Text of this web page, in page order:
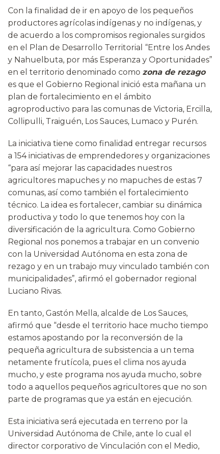
Con la finalidad de ir en apoyo de los pequeños
productores agrícolas indígenas y no indígenas, y
de acuerdo a los compromisos regionales surgidos
en el Plan de Desarrollo Territorial “Entre los Andes
y Nahuelbuta, por más Esperanza y Oportunidades”
en el territorio denominado como zona de rezago
es que el Gobierno Regional inició esta mañana un
plan de fortalecimiento en el ámbito
agroproductivo para las comunas de Victoria, Ercilla,
Collipulli, Traiguén, Los Sauces, Lumaco y Purén.
La iniciativa tiene como finalidad entregar recursos
a 154 iniciativas de emprendedores y organizaciones
“para así mejorar las capacidades nuestros
agricultores mapuches y no mapuches de estas 7
comunas, así como también el fortalecimiento
técnico. La idea es fortalecer, cambiar su dinámica
productiva y todo lo que tenemos hoy con la
diversificación de la agricultura. Como Gobierno
Regional nos ponemos a trabajar en un convenio
con la Universidad Autónoma en esta zona de
rezago y en un trabajo muy vinculado también con
municipalidades”, afirmó el gobernador regional
Luciano Rivas.
En tanto, Gastón Mella, alcalde de Los Sauces,
afirmó que “desde el territorio hace mucho tiempo
estamos apostando por la reconversión de la
pequeña agricultura de subsistencia a un tema
netamente frutícola, pues el clima nos ayuda
mucho, y este programa nos ayuda mucho, sobre
todo a aquellos pequeños agricultores que no son
parte de programas que ya están en ejecución.
Esta iniciativa será ejecutada en terreno por la
Universidad Autónoma de Chile, ante lo cual el
director corporativo de Vinculación con el Medio,